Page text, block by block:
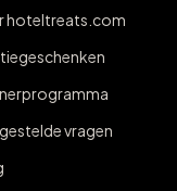
hoteltreats.com
vragen